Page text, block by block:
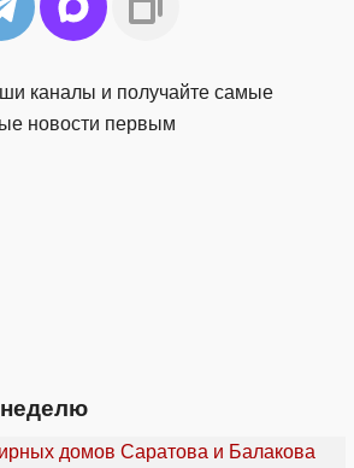
каналы и получайте самые
новости первым